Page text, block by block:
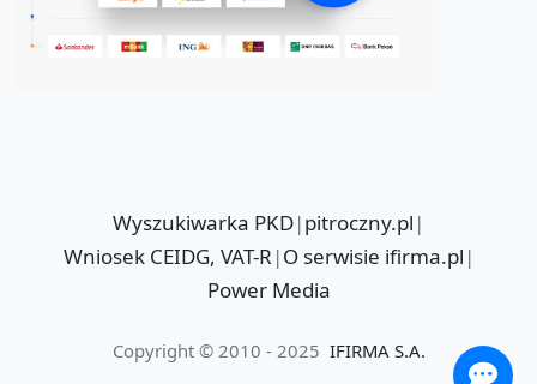
Wyszukiwarka PKD|pitroczny.pl |
Wniosek CEIDG, VAT-R |O serwisie ifirma.pl |
Power Media
Copyright © 2010 - 2025 IFIRMA S.A.